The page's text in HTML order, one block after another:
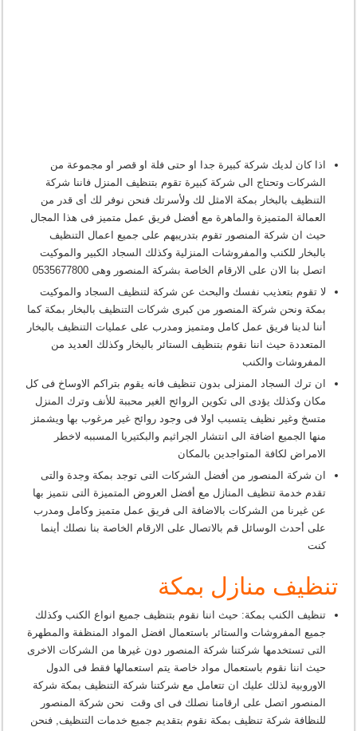
اذا كان لديك شركة كبيرة جدا او حتى فلة او قصر او مجموعة من
الشركات وتحتاج الى شركة كبيرة تقوم بتنظيف المنزل فاننا شركة
التنظيف بالبخار بمكة الامثل لك ولأسرتك فنحن نوفر لك أى قدر من
العمالة المتميزة والماهرة مع أفضل فريق عمل متميز فى هذا المجال
حيث ان شركة المنصور تقوم بتدريبهم على جميع اعمال التنظيف
بالبخار للكنب والمفروشات المنزلية وكذلك السجاد الكبير والموكيت
اتصل بنا الان على الارقام الخاصة بشركة المنصور وهى 0535677800
لا تقوم بتعذيب نفسك والبحث عن شركة لتنظيف السجاد والموكيت
بمكة ونحن شركة المنصور من كبرى شركات التنظيف بالبخار بمكة كما
أننا لدينا فريق عمل كامل ومتميز ومدرب على عمليات التنظيف بالبخار
المتعددة حيث اننا نقوم بتنظيف الستائر بالبخار وكذلك العديد من
المفروشات والكنب
ان ترك السجاد المنزلى بدون تنظيف فانه يقوم بتراكم الاوساخ فى كل
مكان وكذلك يؤدى الى تكوين الروائح الغير محببة للأنف وترك المنزل
متسخ وغير نظيف يتسبب اولا فى وجود روائح غير مرغوب بها ويشمئز
منها الجميع اضافة الى انتشار الجراثيم والبكتيريا المسببه لاخطر
الامراض لكافة المتواجدين بالمكان
ان شركة المنصور من أفضل الشركات التى توجد بمكة وجدة والتى
تقدم خدمة تنظيف المنازل مع أفضل العروض المتميزة التى نتميز بها
عن غيرنا من الشركات بالاضافة الى فريق عمل متميز وكامل ومدرب
على أحدث الوسائل قم بالاتصال على الارقام الخاصة بنا نصلك أينما
كنت
تنظيف منازل بمكة
تنظيف الكنب بمكة: حيث اننا نقوم بتنظيف جميع انواع الكنب وكذلك
جميع المفروشات والستائر باستعمال افضل المواد المنظفة والمطهرة
التى تستخدمها شركتنا شركة المنصور دون غيرها من الشركات الاخرى
حيث اننا نقوم باستعمال مواد خاصة يتم استعمالها فقط فى الدول
الاوروبية لذلك عليك ان تتعامل مع شركتنا شركة التنظيف بمكة شركة
المنصور اتصل على ارقامنا نصلك فى اى وقت نحن شركة المنصور
للنظافة شركة تنظيف بمكة نقوم بتقديم جميع خدمات التنظيف, فنحن